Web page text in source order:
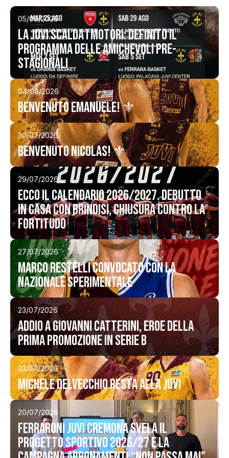
Storia
Squadra 25/26
Organigramma
Safe Guarding
Classifica
Calendario
JuVi Sponsor
Diventa Sponsor
Biglietti
05/08/2026
La JuVi scalda i motori: definito il
programma delle amichevoli pre-
stagionali
04/08/2026
Benvenuto Emanuele! ⚜️
30/07/2026
Benvenuto Nicolas! ⚜️
29/07/2026
Ecco il calendario 2026/2027. Debutto
in casa con Brindisi, chiusura contro la
Fortitudo
27/07/2026
Marco Restelli convocato con la
Nazionale Sperimentale
23/07/2026
Addio a Giovanni Catterini, eroe della
prima promozione in Serie B
23/07/2026
Michele Delvecchio resta alla JuVi
20/07/2026
Ferraroni JuVi Cremona svela il
progetto sportivo 2026/27 e la